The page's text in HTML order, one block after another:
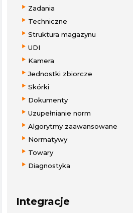
Zadania
Techniczne
Struktura magazynu
UDI
Kamera
Jednostki zbiorcze
Skórki
Dokumenty
Uzupełnianie norm
Algorytmy zaawansowane
Normatywy
Towary
Diagnostyka
Integracje